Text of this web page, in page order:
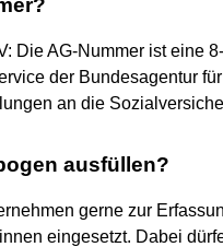
Die AG-Nummer ist eine
der Bundesagentur
an die
ausfüllen?
gerne zur
eingesetzt. Dabei